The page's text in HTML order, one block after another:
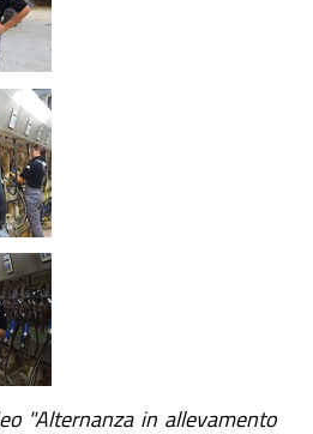
"Alternanza in allevamento